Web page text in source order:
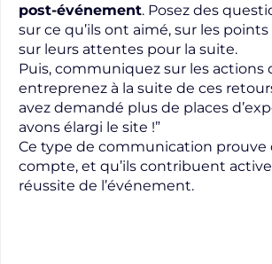
post-événement. Posez des
sur ce qu’ils ont aimé, sur les
sur leurs attentes pour la suite.
Puis, communiquez sur les actions
entreprenez à la suite de ces
avez demandé plus de places
avons élargi le site !”
Ce type de communication prouve
compte, et qu’ils contribuent
réussite de l’événement.